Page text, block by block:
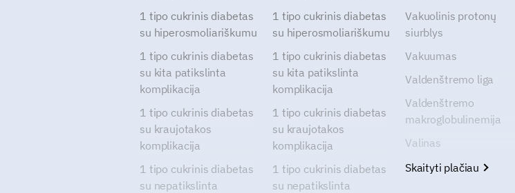
1 tipo cukrinis diabetas
su hiperosmoliariškumu
1 tipo cukrinis diabetas
su kita patikslinta
komplikacija
1 tipo cukrinis diabetas
su kraujotakos
komplikacija
1 tipo cukrinis diabetas
su nepatikslinta
1 tipo cukrinis diabetas
su hiperosmoliariškumu
1 tipo cukrinis diabetas
su kita patikslinta
komplikacija
1 tipo cukrinis diabetas
su kraujotakos
komplikacija
1 tipo cukrinis diabetas
su nepatikslinta
Vakuolinis protonų
siurblys
Vakuumas
Valdenštremo liga
Valdenštremo
makroglobulinemija
Valinas
Skaityti plačiau